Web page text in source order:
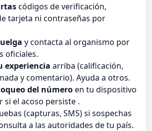
códigos de verificación,
tarjeta ni contraseñas por
y contacta al organismo por
oficiales.
experiencia arriba (calificación,
y comentario). Ayuda a otros.
del númeroen tu dispositivo
si el acoso persiste .
(capturas, SMS) si sospechas
a las autoridades de tu país.